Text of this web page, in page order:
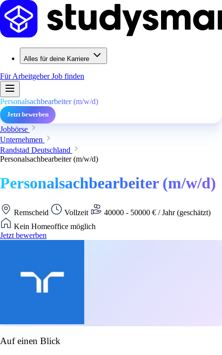
Alles für deine Karriere
Für ArbeitgeberJob finden
Personalsachbearbeiter (m/w/d)
Jetzt bewerben
Jobbörse
Unternehmen
Randstad Deutschland
Personalsachbearbeiter (m/w/d)
Personalsachbearbeiter (m/w/d)
Remscheid Vollzeit
40000 - 50000 € / Jahr (geschätzt)
Kein Homeoffice möglich
Jetzt bewerben
Auf einen Blick